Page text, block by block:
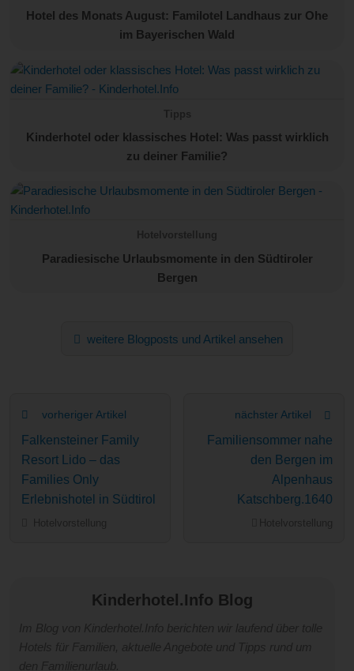
Hotel des Monats August: Familotel Landhaus zur Ohe
im Bayerischen Wald
Kinderhotel oder klassisches Hotel: Was passt wirklich
zu deiner Familie?
Paradiesische Urlaubsmomente in den Südtiroler
Bergen
weitere Blogposts und Artikel ansehen
vorheriger Artikel
Falkensteiner Family
Resort Lido – das
Families Only
Erlebnishotel in Südtirol
nächster Artikel
Familiensommer nahe
den Bergen im
Alpenhaus
Katschberg.1640
Kinderhotel.Info Blog